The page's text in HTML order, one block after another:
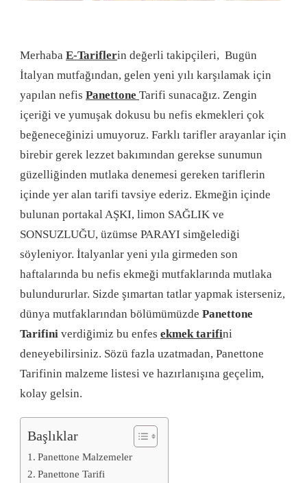
Merhaba E-Tariflerin değerli takipçileri, Bugün
İtalyan mutfağından, gelen yeni yılı karşılamak için
yapılan nefis Panettone Tarifi sunacağız. Zengin
içeriği ve yumuşak dokusu bu nefis ekmekleri çok
beğeneceğinizi umuyoruz. Farklı tarifler arayanlar için
birebir gerek lezzet bakımından gerekse sunumun
güzelliğinden mutlaka denemesi gereken tariflerin
içinde yer alan tarifi tavsiye ederiz. Ekmeğin içinde
bulunan portakal AŞKI, limon SAĞLIK ve
SONSUZLUĞU, üzümse PARAYI simğelediği
söyleniyor. İtalyanlar yeni yıla girmeden son
haftalarında bu nefis ekmeği mutfaklarında mutlaka
bulundururlar. Sizde şımartan tatlar yapmak isterseniz,
dünya mutfaklarından bölümümüzde Panettone
Tarifini verdiğimiz bu enfes ekmek tarifini
deneyebilirsiniz. Sözü fazla uzatmadan, Panettone
Tarifinin malzeme listesi ve hazırlanışına geçelim,
kolay gelsin.
Başlıklar
Panettone Malzemeler
Panettone Tarifi